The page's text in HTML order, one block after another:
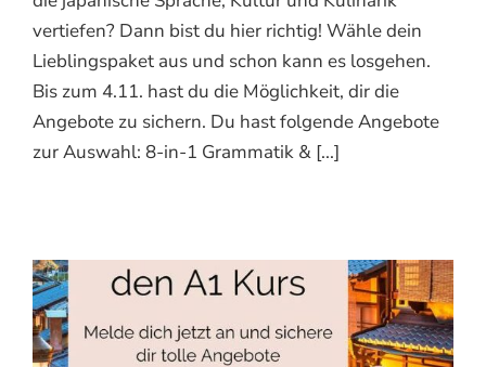
vertiefen? Dann bist du hier richtig! Wähle dein
Lieblingspaket aus und schon kann es losgehen.
Bis zum 4.11. hast du die Möglichkeit, dir die
Angebote zu sichern. Du hast folgende Angebote
zur Auswahl: 8-in-1 Grammatik & [...]